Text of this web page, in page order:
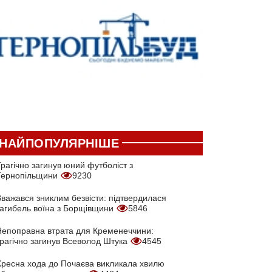
загинув юний футболіст з
9230
зниклим безвісти: підтвердилася
воїна з Борщівщини
5846
втрата для Кременеччини:
загинув Всеволод Штука
4545
хода до Почаєва викликала хвилю